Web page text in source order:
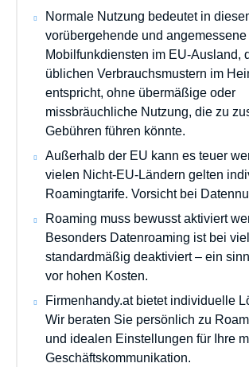
Normale Nutzung bedeutet in
vorübergehende und
Mobilfunkdiensten im EU-Ausland,
üblichen Verbrauchsmustern im
entspricht, ohne übermäßige oder
missbräuchliche Nutzung, die zu
Gebühren führen könnte.
Außerhalb der EU kann es teuer
vielen Nicht-EU-Ländern gelten
Roamingtarife. Vorsicht bei
Roaming muss bewusst aktiviert
Besonders Datenroaming ist bei
standardmäßig deaktiviert – ein
vor hohen Kosten.
Firmenhandy.at bietet individuelle
Wir beraten Sie persönlich zu
und idealen Einstellungen für Ihre
Geschäftskommunikation.